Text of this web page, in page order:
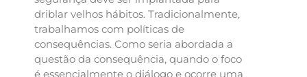
driblar velhos hábitos. Tradicionalmente,
trabalhamos com políticas de
consequências. Como seria abordada a
questão da consequência, quando o foco
é essencialmente o diálogo e ocorre uma